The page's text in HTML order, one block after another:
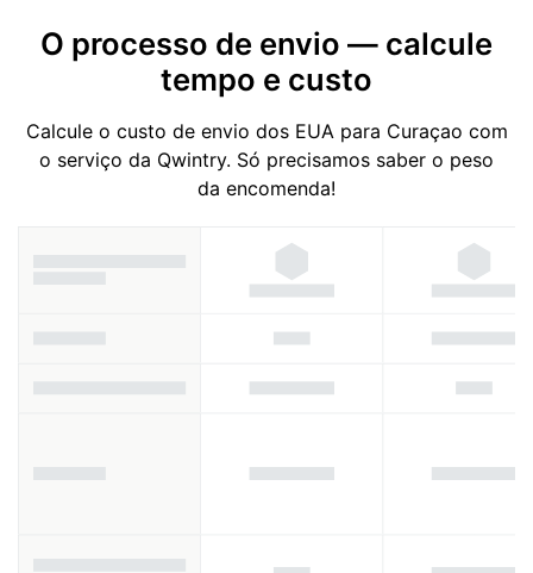
O processo de envio — calcule
tempo e custo
Calcule o custo de envio dos EUA para Curaçao com
o serviço da Qwintry. Só precisamos saber o peso
da encomenda!